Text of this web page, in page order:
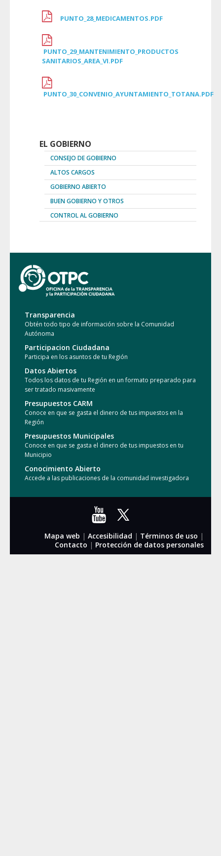
PUNTO_28_MEDICAMENTOS.PDF
PUNTO_29_MANTENIMIENTO_PRODUCTOS
SANITARIOS_AREA_VI.PDF
PUNTO_30_CONVENIO_AYUNTAMIENTO_TOTANA.PDF
EL GOBIERNO
CONSEJO DE GOBIERNO
ALTOS CARGOS
GOBIERNO ABIERTO
BUEN GOBIERNO Y OTROS
CONTROL AL GOBIERNO
Transparencia
Obtén todo tipo de información sobre la Comunidad
Autónoma
Participacion Ciudadana
Participa en los asuntos de tu Región
Datos Abiertos
Todos los datos de tu Región en un formato preparado para
ser tratado masivamente
Presupuestos CARM
Conoce en que se gasta el dinero de tus impuestos en la
Región
Presupuestos Municipales
Conoce en que se gasta el dinero de tus impuestos en tu
Municipio
Conocimiento Abierto
Accede a las publicaciones de la comunidad investigadora
Mapa web | Accesibilidad | Términos de uso |
Contacto | Protección de datos personales